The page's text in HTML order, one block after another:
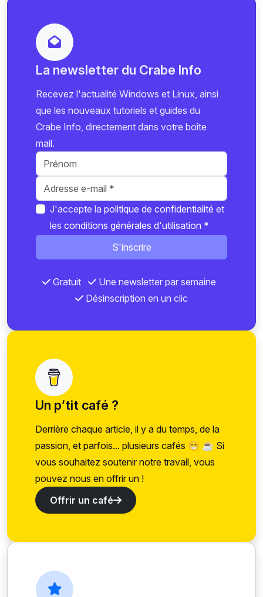
La newsletter du Crabe Info
Recevez l'actualité Windows et Linux, ainsi
que les nouveaux tutoriels et guides du
Crabe Info, directement dans votre boîte
mail.
J'accepte la politique de confidentialité et
les conditions générales d'utilisation *
S'inscrire
Gratuit
Une newsletter par semaine
Désinscription en un clic
Un p’tit café ?
Derrière chaque article, il y a du temps, de la
passion, et parfois... plusieurs cafés 😁 ☕ Si
vous souhaitez soutenir notre travail, vous
pouvez nous en offrir un !
Offrir un café